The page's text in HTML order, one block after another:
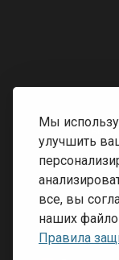
Мы
улучшить
все, вы
наших
Правила
Правила